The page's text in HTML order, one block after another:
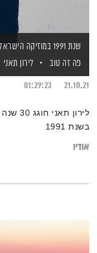
שנת 1991 במוזיקה הישראלית
פה זה טוב
לירון תאני
21.10.21
01:29:23
לירון
בשנת 1991
אודיו